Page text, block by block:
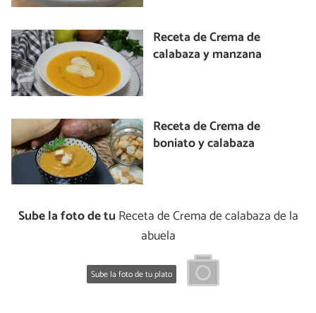
Receta de Crema de
calabaza y manzana
Receta de Crema de
boniato y calabaza
Sube la foto de tu Receta de Crema de calabaza de la
abuela
Sube la foto de tu plato